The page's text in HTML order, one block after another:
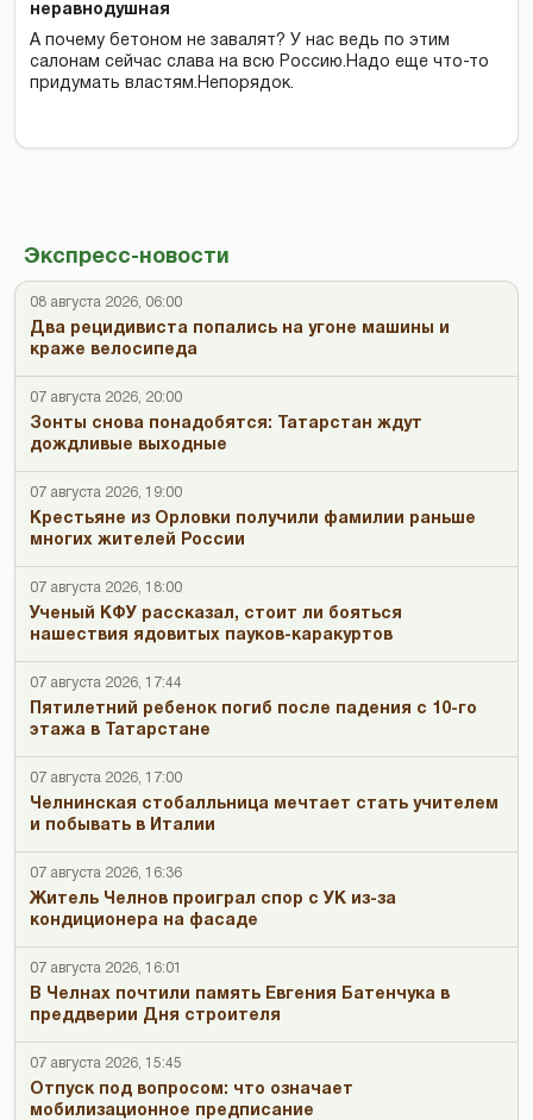
Экспресс-новости
08 августа 2026, 06:00
Два рецидивиста попались на угоне машины и
краже велосипеда
07 августа 2026, 20:00
Зонты снова понадобятся: Татарстан ждут
дождливые выходные
07 августа 2026, 19:00
Крестьяне из Орловки получили фамилии раньше
многих жителей России
07 августа 2026, 18:00
Ученый КФУ рассказал, стоит ли бояться
нашествия ядовитых пауков-каракуртов
07 августа 2026, 17:44
Пятилетний ребенок погиб после падения с 10-го
этажа в Татарстане
07 августа 2026, 17:00
Челнинская стобалльница мечтает стать учителем
и побывать в Италии
07 августа 2026, 16:36
Житель Челнов проиграл спор с УК из-за
кондиционера на фасаде
07 августа 2026, 16:01
В Челнах почтили память Евгения Батенчука в
преддверии Дня строителя
07 августа 2026, 15:45
Отпуск под вопросом: что означает
мобилизационное предписание
неравнодушная
А почему бетоном не завалят? У нас ведь по этим
салонам сейчас слава на всю Россию.Надо еще что-то
придумать властям.Непорядок.